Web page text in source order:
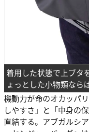
着用した状態で上ブタ
ょっとした小物類なら
機動力が命のオカッパ
しやすさ」と「中身の
直結する。アブガルシ